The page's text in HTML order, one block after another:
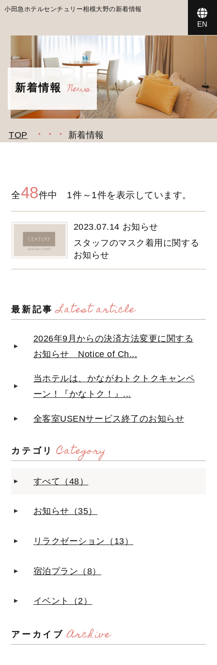
小田急ホテルセンチュリー相模大野の新着情報
EN
新着情報 News
TOP 新着情報
全48件中 1件～1件を表示しています。
2023.07.14 お知らせ
スタッフのマスク着用に関する
お知らせ
最新記事 Latest article
2026年9月からの決済方法変更に関する
お知らせ Notice of Ch...
当ホテルは、かながわトクトクキャンペ
ーン！『かなトク！』...
全客室USENサービス終了のお知らせ
カテゴリ Category
すべて（48）
お知らせ（35）
リラクゼーション（13）
宿泊プラン（8）
イベント（2）
アーカイブ Archive